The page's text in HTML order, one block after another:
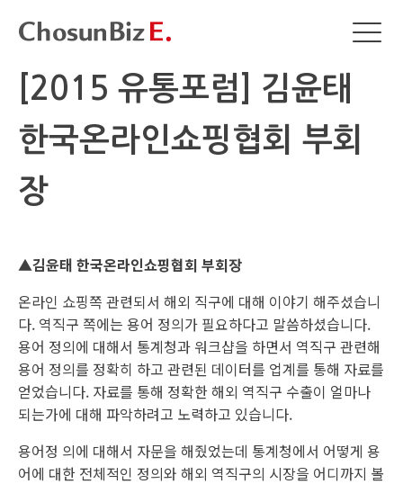
[2015 유통포럼] 김윤태
한국온라인쇼핑협회 부회
장
▲김윤태 한국온라인쇼핑협회 부회장
온라인 쇼핑쪽 관련되서 해외 직구에 대해 이야기 해주셨습니
다. 역직구 쪽에는 용어 정의가 필요하다고 말씀하셨습니다.
용어 정의에 대해서 통계청과 워크샵을 하면서 역직구 관련해
용어 정의를 정확히 하고 관련된 데이터를 업계를 통해 자료를
얻었습니다. 자료를 통해 정확한 해외 역직구 수출이 얼마나
되는가에 대해 파악하려고 노력하고 있습니다.
용어정 의에 대해서 자문을 해줬었는데 통계청에서 어떻게 용
어에 대한 전체적인 정의와 해외 역직구의 시장을 어디까지 볼